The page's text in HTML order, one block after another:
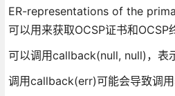
ER-representations of the
可以用来获取OCSP证书和OCSP
可以调用callback(null, null)，表
调用callback(err)可能会导致调